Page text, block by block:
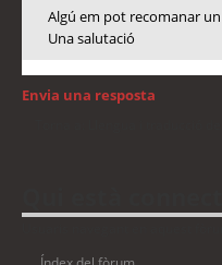
Algú em pot recomanar
Una salutació
Envia una resposta